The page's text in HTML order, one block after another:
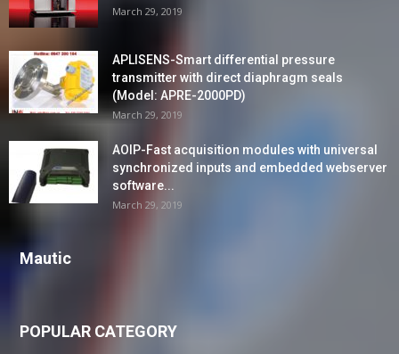
March 29, 2019
APLISENS-Smart differential pressure
transmitter with direct diaphragm seals
(Model: APRE-2000PD)
March 29, 2019
AOIP-Fast acquisition modules with universal
synchronized inputs and embedded webserver
software...
March 29, 2019
Mautic
POPULAR CATEGORY